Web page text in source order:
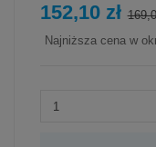
152,10 zł
Najniższa cena w